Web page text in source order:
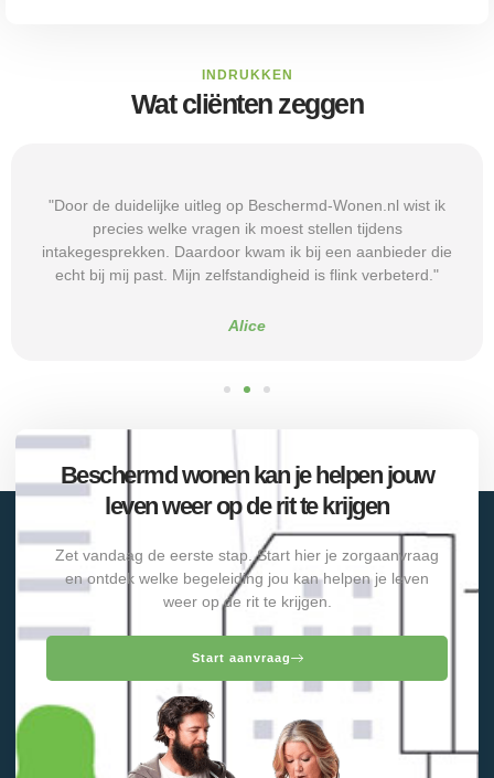
INDRUKKEN
Wat cliënten zeggen
"Door de duidelijke uitleg op Beschermd-Wonen.nl wist ik
precies welke vragen ik moest stellen tijdens
intakegesprekken. Daardoor kwam ik bij een aanbieder die
echt bij mij past. Mijn zelfstandigheid is flink verbeterd."
Alice
Beschermd wonen kan je helpen jouw
leven weer op de rit te krijgen
Zet vandaag de eerste stap. Start hier je zorgaanvraag
en ontdek welke begeleiding jou kan helpen je leven
weer op de rit te krijgen.
Start aanvraag